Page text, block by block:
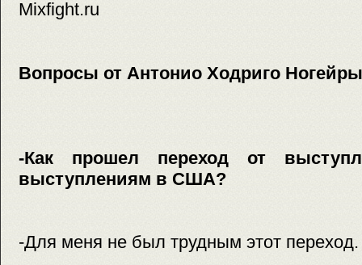
Mixfight.ru
Вопросы от Антонио Ходриго
-Как прошел переход от
выступлениям в США?
-Для меня не был трудным этот переход.